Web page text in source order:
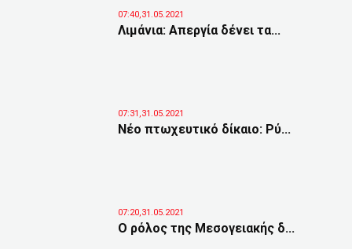
07:40,31.05.2021
Λιμάνια: Απεργία δένει τα...
07:31,31.05.2021
Νέο πτωχευτικό δίκαιο: Ρύ...
07:20,31.05.2021
Ο ρόλος της Μεσογειακής δ...